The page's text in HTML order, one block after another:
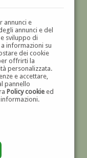
annunci e
annunci e del
sviluppo di
informazioni su
dei cookie
offrirti la
personalizzata.
e accettare,
pannello
Policy cookieed
E '900